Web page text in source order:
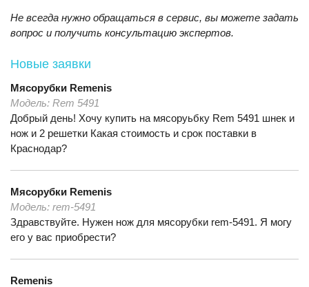
Не всегда нужно обращаться в сервис, вы можете задать
вопрос и получить консультацию экспертов.
Новые заявки
Мясорубки Remenis
Модель: Rem 5491
Добрый день! Хочу купить на мясоруьбку Rem 5491 шнек и
нож и 2 решетки Какая стоимость и срок поставки в
Краснодар?
Мясорубки Remenis
Модель: rem-5491
Здравствуйте. Нужен нож для мясорубки rem-5491. Я могу
его у вас приобрести?
Remenis